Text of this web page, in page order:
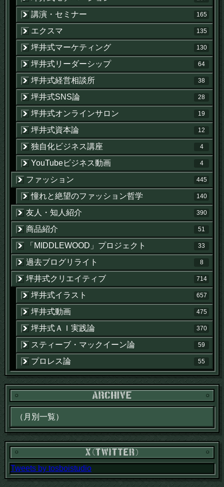
講演・セミナー 165
エクスマ 135
坪井式マーケティング 130
坪井式リーダーシップ 64
坪井式経営相談所 38
坪井式SNS論 28
坪井式オンラインサロン 19
坪井式資本論 12
独自化ビジネス講座 4
YouTubeビジネス動画 4
ファッション 445
憧れと絶望のファッション哲学 140
友人・知人紹介 390
商品紹介 51
「MIDDLEWOOD」プロジェクト 33
過去ブログリライト 8
坪井式クリエイティブ 714
坪井式イラスト 657
坪井式動画 475
坪井式ＡＩ実践論 370
スティーブ・マックイーン論 59
プロレス論 55
Tweets by tosboistudio